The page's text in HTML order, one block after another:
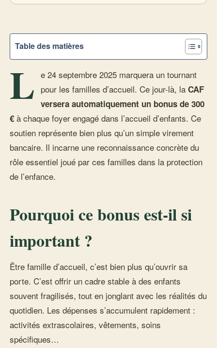
Table des matières
L e 24 septembre 2025 marquera un tournant
pour les familles d’accueil. Ce jour-là, la CAF
versera automatiquement un bonus de 300
€ à chaque foyer engagé dans l’accueil d’enfants. Ce
soutien représente bien plus qu’un simple virement
bancaire. Il incarne une reconnaissance concrète du
rôle essentiel joué par ces familles dans la protection
de l’enfance.
Pourquoi ce bonus est-il si
important ?
Être famille d’accueil, c’est bien plus qu’ouvrir sa
porte. C’est offrir un cadre stable à des enfants
souvent fragilisés, tout en jonglant avec les réalités du
quotidien. Les dépenses s’accumulent rapidement :
activités extrascolaires, vêtements, soins
spécifiques…